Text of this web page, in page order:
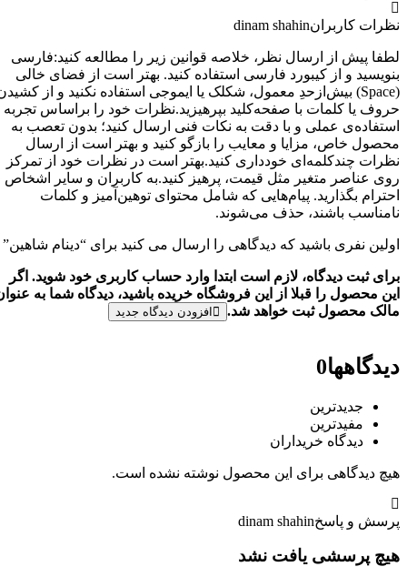
کاربران dinam shahin
پیش از ارسال نظر، خلاصه قوانین زیر را مطالعه کنید:فارسی
و از کیبورد فارسی استفاده کنید. بهتر است از فضای خالی
(Space) بیش‌از‌حدِ معمول، شکلک یا ایموجی استفاده نکنید و از کشیدن
یا کلمات با صفحه‌کلید بپرهیزید.نظرات خود را براساس تجربه و
عملی و با دقت به نکات فنی ارسال کنید؛ بدون تعصب به
خاص، مزایا و معایب را بازگو کنید و بهتر است از ارسال
چندکلمه‌‌ای خودداری کنید.بهتر است در نظرات خود از تمرکز
عناصر متغیر مثل قیمت، پرهیز کنید.به کاربران و سایر اشخاص
بگذارید. پیام‌هایی که شامل محتوای توهین‌آمیز و کلمات
باشند، حذف می‌شوند.
نفری باشید که دیدگاهی را ارسال می کنید برای “دینام شاهین”
ثبت دیدگاه، لازم است ابتدا وارد حساب کاربری خود شوید. اگر
محصول را قبلا از این فروشگاه خریده باشید، دیدگاه شما به عنوان
محصول ثبت خواهد شد.
افزودن دیدگاه جدید
0
جدیدترین
مفیدترین
دیدگاه خریداران
دیدگاهی برای این محصول نوشته نشده است.
و پاسخdinam shahin
پرسشی یافت نشد